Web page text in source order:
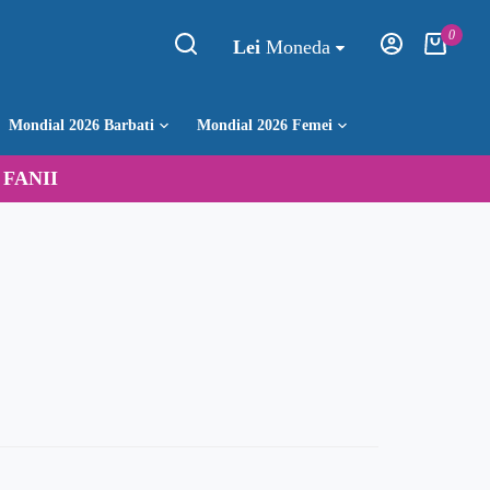
Lei Moneda
0
Mondial 2026 Barbati Mondial 2026 Femei
FANII